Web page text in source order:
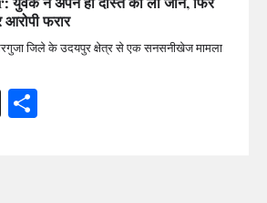
फरार
जिले के उदयपुर क्षेत्र से एक सनसनीखेज मामला
X